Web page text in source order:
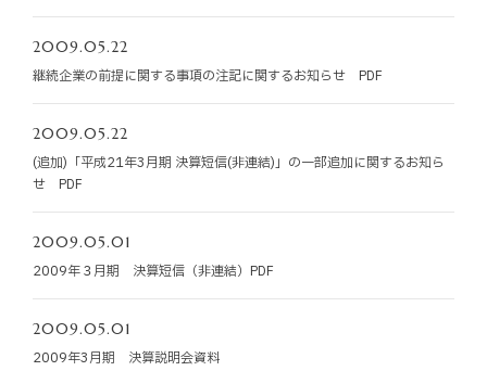
お役立ちコラム
採用情報
お問い合わせ
免責事項サイトマップ勧誘方針IRポリシー
2009.05.22
継続企業の前提に関する事項の注記に関するお知らせ PDF
2009.05.22
(追加)「平成21年3月期 決算短信(非連結)」の一部追加に関するお知ら
せ PDF
2009.05.01
2009年３月期 決算短信（非連結）PDF
2009.05.01
2009年3月期 決算説明会資料